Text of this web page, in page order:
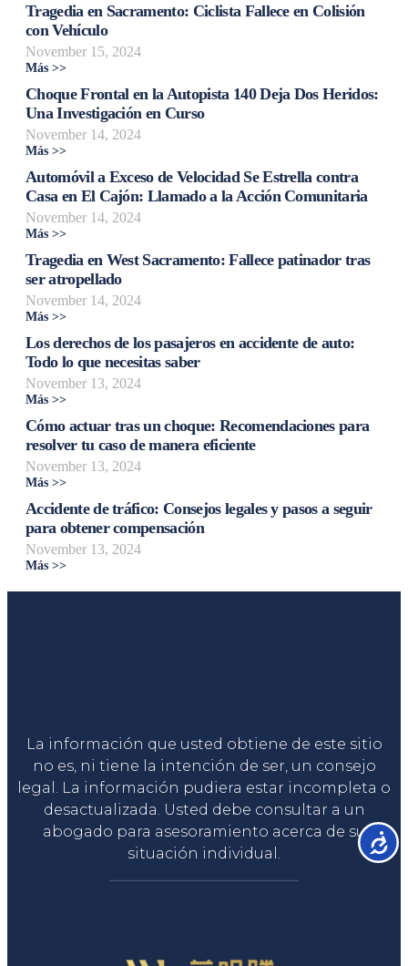
Tragedia en Sacramento: Ciclista Fallece en Colisión
con Vehículo
November 15, 2024
Más >>
Choque Frontal en la Autopista 140 Deja Dos Heridos:
Una Investigación en Curso
November 14, 2024
Más >>
Automóvil a Exceso de Velocidad Se Estrella contra
Casa en El Cajón: Llamado a la Acción Comunitaria
November 14, 2024
Más >>
Tragedia en West Sacramento: Fallece patinador tras
ser atropellado
November 14, 2024
Más >>
Los derechos de los pasajeros en accidente de auto:
Todo lo que necesitas saber
November 13, 2024
Más >>
Cómo actuar tras un choque: Recomendaciones para
resolver tu caso de manera eficiente
November 13, 2024
Más >>
Accidente de tráfico: Consejos legales y pasos a seguir
para obtener compensación
November 13, 2024
Más >>
La información que usted obtiene de este sitio
no es, ni tiene la intención de ser, un consejo
legal. La información pudiera estar incompleta o
desactualizada. Usted debe consultar a un
abogado para asesoramiento acerca de su
situación individual.